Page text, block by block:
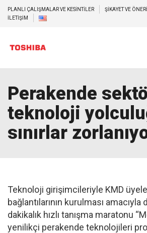
PLANLI ÇALIŞMALAR VE KESİNTİLER ŞİKAYET VE
İLETİŞİM
Perakende
teknoloji
sınırlar
Teknoloji girişimcileriyle KMD
bağlantılarının kurulması
dakikalık hızlı tanışma maratonu
yenilikçi perakende teknolojileri